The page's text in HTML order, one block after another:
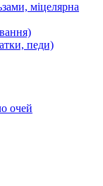
міцелярна
педи)
очей